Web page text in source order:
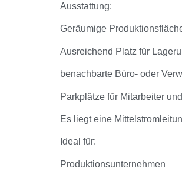
Ausstattung:
Geräumige
Ausreichend Platz für
benachbarte Büro- oder
Parkplätze für Mitarbeiter
Es liegt eine
Ideal für:
Produktionsunternehmen